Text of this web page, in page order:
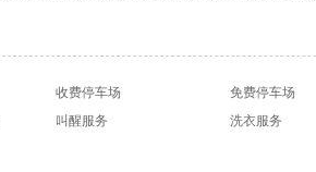
收费停车场
免费停车场
叫醒服务
洗衣服务